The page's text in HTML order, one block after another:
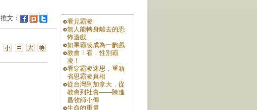
推文：
看見霸凌
無人能轉身離去的恐
怖遊戲
如果霸凌成為一齣戲
教會！看，性別霸
凌！
看穿霸凌迷思，重新
省思霸凌真相
從台灣到加拿大，從
教會到社會——陳進
昌牧師小傳
生命的重量